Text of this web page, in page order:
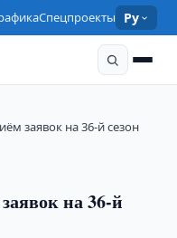
Спецпроекты Ру
заявок на 36-й сезон
на 36-й